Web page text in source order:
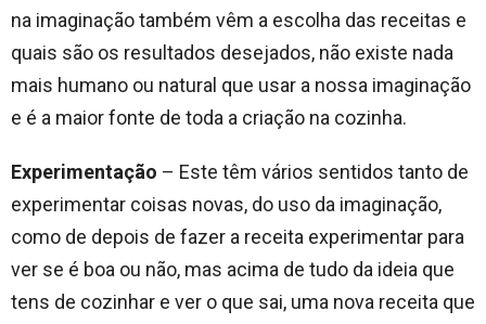
na imaginação também vêm a escolha das receitas e
quais são os resultados desejados, não existe nada
mais humano ou natural que usar a nossa imaginação
e é a maior fonte de toda a criação na cozinha.
Experimentação – Este têm vários sentidos tanto de
experimentar coisas novas, do uso da imaginação,
como de depois de fazer a receita experimentar para
ver se é boa ou não, mas acima de tudo da ideia que
tens de cozinhar e ver o que sai, uma nova receita que